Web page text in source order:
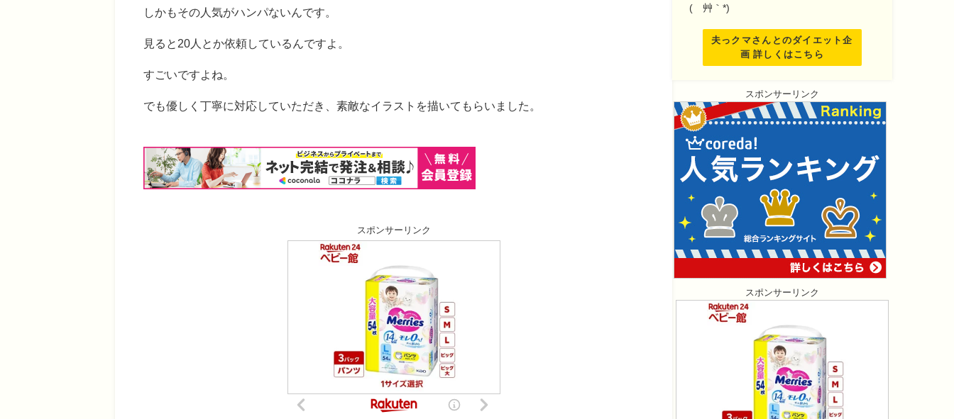
しかもその人気がハンパないんです。
見ると20人とか依頼しているんですよ。
すごいですよね。
でも優しく丁寧に対応していただき、素敵なイラストを描いてもらいました。
スポンサーリンク
(´艸｀*)
夫っクマさんとのダイエット企
画 詳しくはこちら
スポンサーリンク
スポンサーリンク